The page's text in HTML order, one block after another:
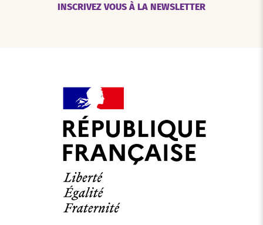
INSCRIVEZ VOUS À LA NEWSLETTER